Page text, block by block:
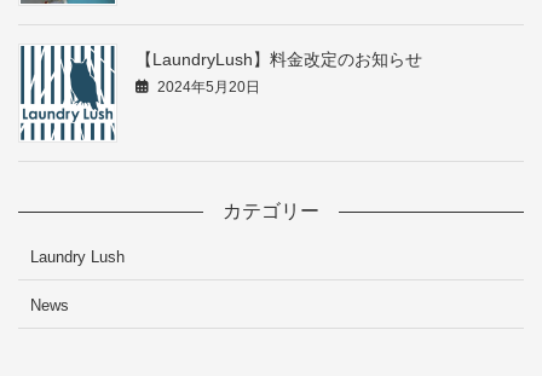
【LaundryLush】料金改定のお知らせ
2024年5月20日
カテゴリー
Laundry Lush
News